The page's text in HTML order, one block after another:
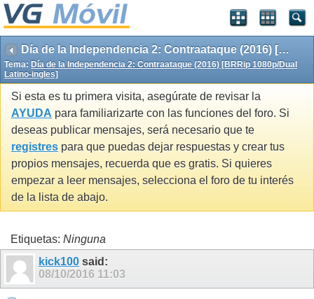
Día de la Independencia 2: Contraataque (2016) [BRRip 1080p/Dual Latino-ingles]
Tema: Día de la Independencia 2: Contraataque (2016) [BRRip 1080p/Dual
Latino-ingles]
Si esta es tu primera visita, asegúrate de revisar la
AYUDA para familiarizarte con las funciones del foro. Si
deseas publicar mensajes, será necesario que te
registres para que puedas dejar respuestas y crear tus
propios mensajes, recuerda que es gratis. Si quieres
empezar a leer mensajes, selecciona el foro de tu interés
de la lista de abajo.
Etiquetas: Ninguna
kick100 said:
08/10/2016 11:03